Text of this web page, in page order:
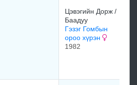
Цэвэгийн Дорж /
Баадуу
Гэзэг Гомбын
ороо хүрэн
1982